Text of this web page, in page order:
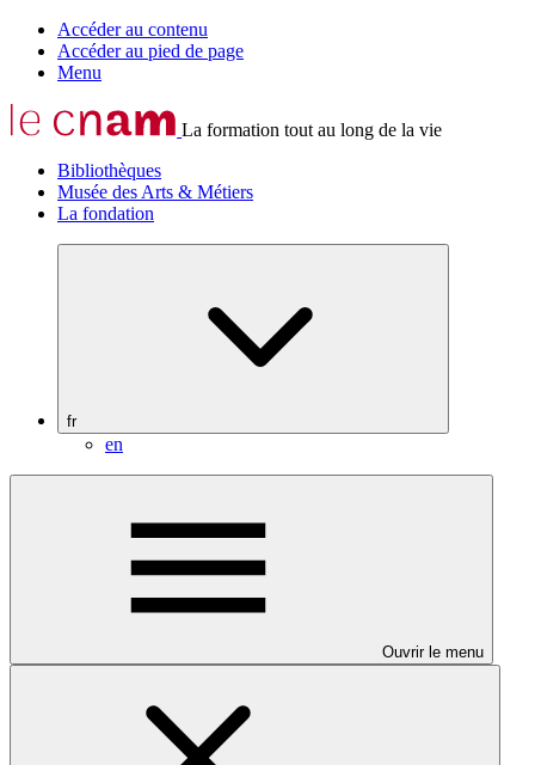
Accéder au contenu
Accéder au pied de page
Menu
La formation tout au long de la vie
Bibliothèques
Musée des Arts & Métiers
La fondation
fr
en
Ouvrir le menu